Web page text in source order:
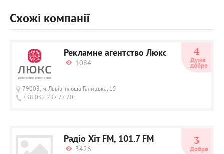
Схожі компанії
Рекламне агентство Люкс
1084
79008, м.Львів, площа Галицька, 15
+38 032 297 77 70
4
Дуже
добре
Радіо Хіт FM, 101.7 FM
3426
3
Добре